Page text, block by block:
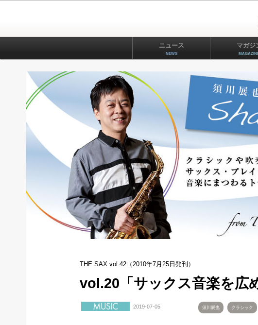
ニュース
NEWS
マガジ
THE SAX vol.42（2010年7月25日発刊）
vol.20「サックス音楽を広
2019-07-05 須川展也 クラシック